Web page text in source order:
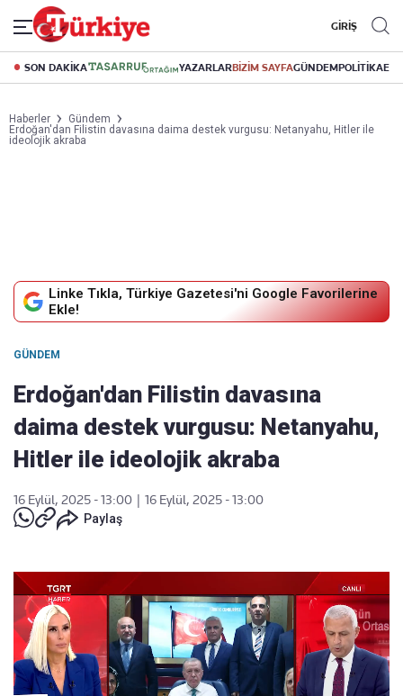
GİRİŞ
SON DAKİKA YAZARLARBİZİM SAYFAGÜNDEMPOLİTİKA
Haberler
Gündem
Erdoğan'dan Filistin davasına daima destek vurgusu: Netanyahu, Hitler ile
ideolojik akraba
Linke Tıkla, Türkiye Gazetesi'ni Google Favorilerine
Ekle!
GÜNDEM
Erdoğan'dan Filistin davasına
daima destek vurgusu: Netanyahu,
Hitler ile ideolojik akraba
16 Eylül, 2025 - 13:00
16 Eylül, 2025 - 13:00
Paylaş